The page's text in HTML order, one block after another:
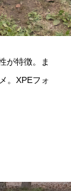
が特徴。ま
。XPEフォ